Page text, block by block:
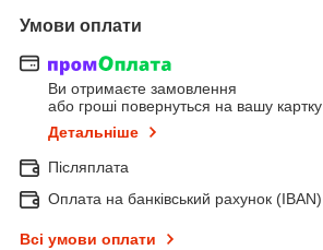
Умови оплати
Ви отримаєте замовлення
або гроші повернуться на вашу картку
Детальніше
Післяплата
Оплата на банківський рахунок (IBAN)
Всі умови оплати